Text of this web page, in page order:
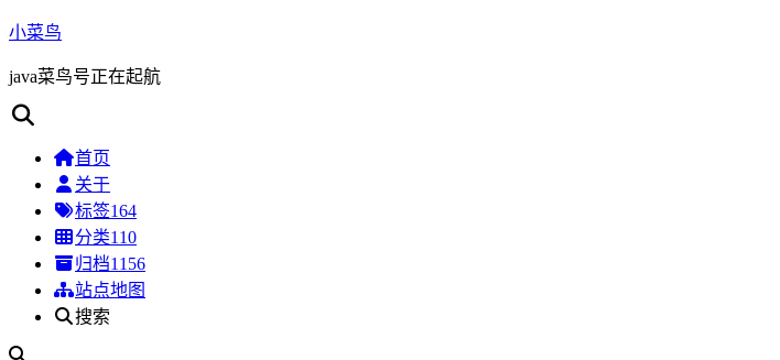
小菜鸟
java菜鸟号正在起航
首页
关于
标签164
分类110
归档1156
站点地图
搜索